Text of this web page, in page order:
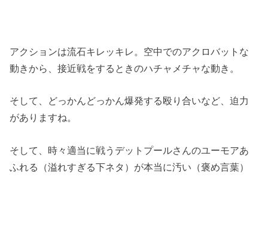
アクションは流石キレッキレ。空中でのアクロバットな
動きから、接近戦をするときのハチャメチャな動き。
そして、どっかんどっかん爆発する殴り合いなど、迫力
がありますね。
そして、時々適当に戦うデットプールさんのユーモアあ
ふれる（溢れすぎる下ネタ）が本当に汚い（褒め言葉）